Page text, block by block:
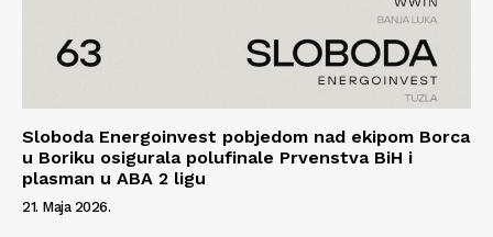
Sloboda Energoinvest pobjedom nad ekipom Borca
u Boriku osigurala polufinale Prvenstva BiH i
plasman u ABA 2 ligu
21. Maja 2026.